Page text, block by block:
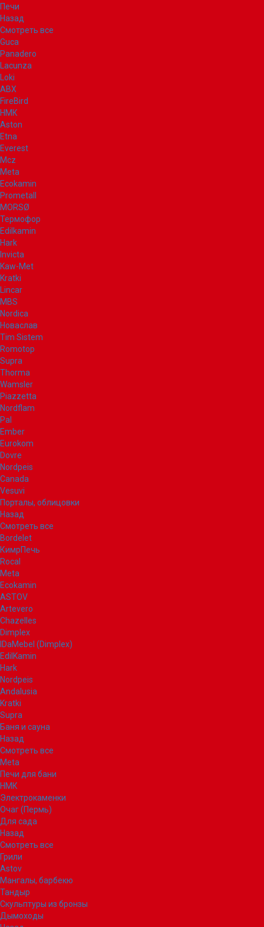
Печи
Назад
Смотреть все
Guca
Panadero
Lacunza
Loki
ABX
FireBird
НМК
Aston
Etna
Everest
Mcz
Meta
Ecokamin
Prometall
MORSØ
Термофор
Edilkamin
Hark
Invicta
Kaw-Met
Kratki
Lincar
MBS
Nordica
Новаслав
Tim Sistem
Romotop
Supra
Thorma
Wamsler
Piazzetta
Nordflam
Pal
Ember
Eurokom
Dovre
Nordpeis
Canada
Vesuvi
Порталы, облицовки
Назад
Смотреть все
Bordelet
КимрПечь
Rocal
Meta
Ecokamin
ASTOV
Artevero
Chazelles
Dimplex
IDaMebel (Dimplex)
EdilKamin
Hark
Nordpeis
Andalusia
Kratki
Supra
Баня и сауна
Назад
Смотреть все
Meta
Печи для бани
НМК
Электрокаменки
Очаг (Пермь)
Для сада
Назад
Смотреть все
Грили
Astov
Мангалы, барбекю
Тандыр
Скульптуры из бронзы
Дымоходы